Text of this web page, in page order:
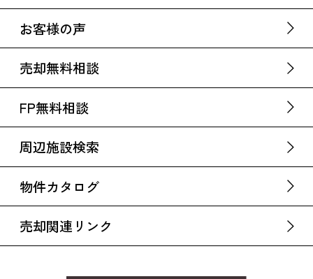
お客様の声
売却無料相談
FP無料相談
周辺施設検索
物件カタログ
売却関連リンク